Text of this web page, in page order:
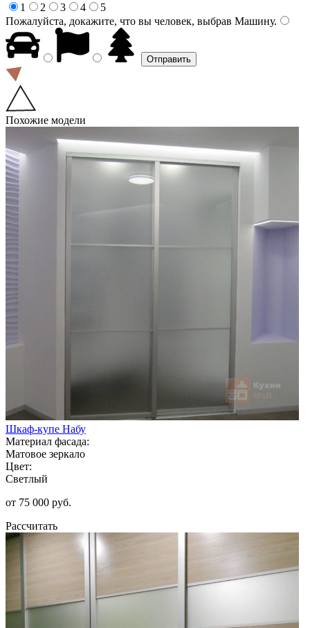
1
2 3 4
5
Пожалуйста, докажите, что вы человек, выбрав Машину.
Похожие модели
Шкаф-купе Набу
Материал фасада:
Матовое зеркало
Цвет:
Светлый
от 75 000 руб.
Рассчитать